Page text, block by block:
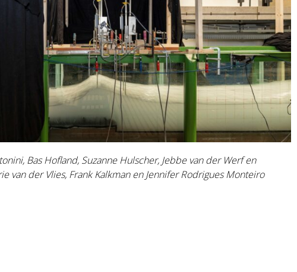
Bas Hofland, Suzanne Hulscher, Jebbe van der Werf en
van der Vlies, Frank Kalkman en Jennifer Rodrigues Monteiro